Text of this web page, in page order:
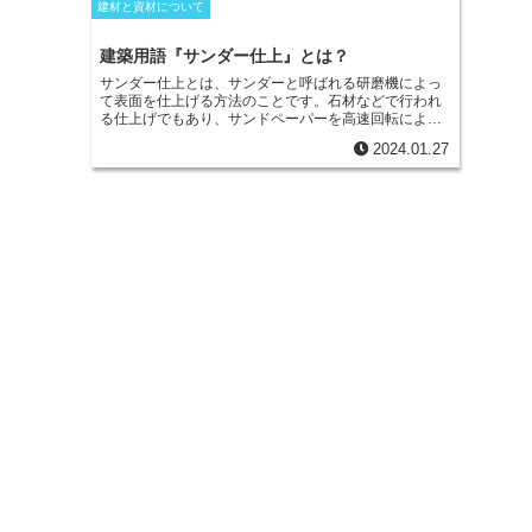
建材と資材について
建築用語『サンダー仕上』とは？
サンダー仕上とは、サンダーと呼ばれる研磨機によっ
て表面を仕上げる方法のことです。石材などで行われ
る仕上げでもあり、サンドペーパーを高速回転によっ
て、表面を仕上げるため滑らかにできるのが特徴で
す。取り付けられる歯によって、その仕上がりは大き
2024.01.27